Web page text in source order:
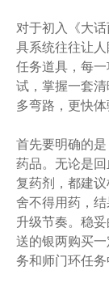
对于初入《大
具系统往往让
任务道具，每
试，掌握一套
多弯路，更快体
首先要明确的
药品。无论是
复药剂，都建
舍不得用药，
升级节奏。稳
送的银两购买一
务和师门环任务